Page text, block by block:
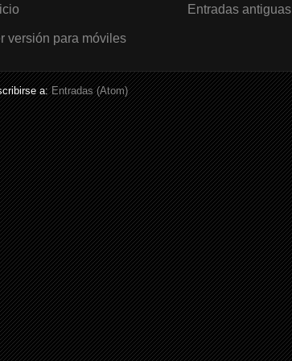
Entradas antiguas
versión para móviles
a:Entradas (Atom)